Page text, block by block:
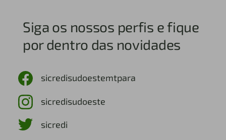
Siga os nossos perfis e fique
por dentro das novidades
sicredisudoestemtpara
sicredisudoeste
sicredi